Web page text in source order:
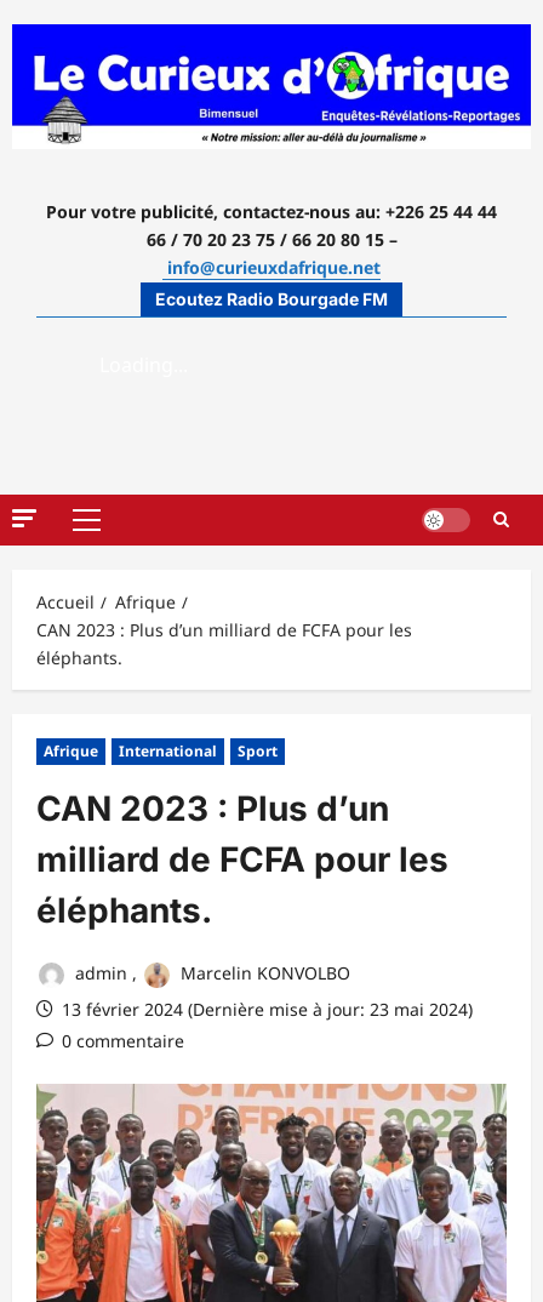
contenu
Pour votre publicité, contactez-nous au: +226 25 44 44
66 / 70 20 23 75 / 66 20 80 15 –
info@curieuxdafrique.net
Ecoutez Radio Bourgade FM
Menu
Accueil
Afrique
CAN 2023 : Plus d’un milliard de FCFA pour les
éléphants.
Afrique International Sport
CAN 2023 : Plus d’un
milliard de FCFA pour les
éléphants.
admin ,
Marcelin KONVOLBO
13 février 2024 (Dernière mise à jour: 23 mai 2024)
0 commentaire